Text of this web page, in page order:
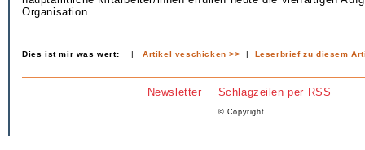
Organisation.
Dies ist mir was wert: |Artikel veschicken >> | Leserbrief zu diesem
Newsletter Schlagzeilen per RSS
© Copyright